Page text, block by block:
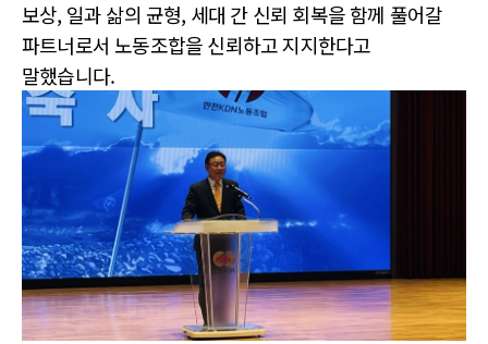
보상, 일과 삶의 균형, 세대 간 신뢰 회복을 함께 풀어갈
파트너로서 노동조합을 신뢰하고 지지한다고
말했습니다.